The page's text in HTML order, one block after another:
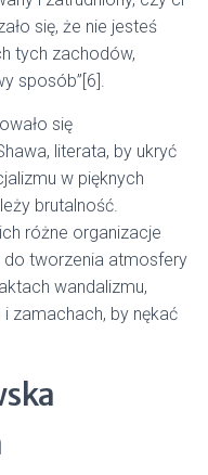
się, że nie jesteś
tych zachodów,
sposób”[6].
się
literata, by ukryć
w pięknych
brutalność.
różne organizacje
do tworzenia atmosfery
wandalizmu,
zamachach, by nękać